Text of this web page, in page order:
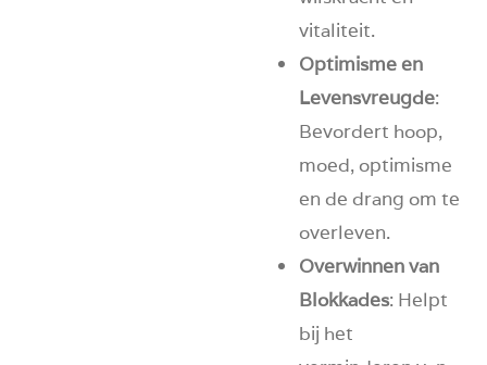
vitaliteit.
Optimisme en
Levensvreugde:
Bevordert hoop,
moed, optimisme
en de drang om te
overleven.
Overwinnen van
Blokkades: Helpt
bij het